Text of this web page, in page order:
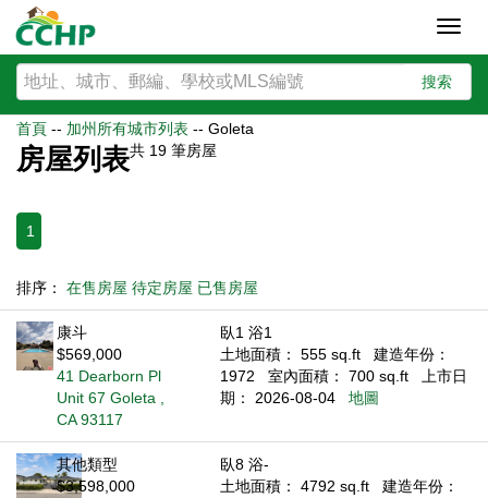
搜索
首頁 -- 加州所有城市列表 -- Goleta
房屋列表共 19 筆房屋
1
排序： 在售房屋 待定房屋 已售房屋
康斗
$569,000
41 Dearborn Pl
Unit 67 Goleta ,
CA 93117
臥1 浴1
土地面積： 555 sq.ft
建造年份：
1972
室內面積： 700 sq.ft
上市日
期： 2026-08-04
地圖
其他類型
$3,598,000
臥8 浴-
土地面積： 4792 sq.ft
建造年份：